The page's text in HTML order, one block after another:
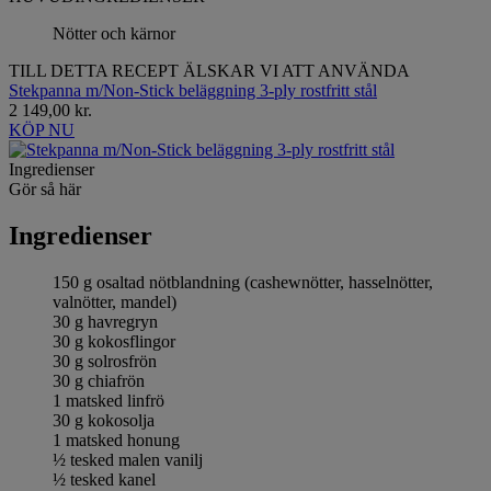
Nötter och kärnor
TILL DETTA RECEPT ÄLSKAR VI ATT ANVÄNDA
Stekpanna m/Non-Stick beläggning 3-ply rostfritt stål
2 149,00 kr.
KÖP NU
Ingredienser
Gör så här
Ingredienser
150 g osaltad nötblandning (cashewnötter, hasselnötter,
valnötter, mandel)
30 g havregryn
30 g kokosflingor
30 g solrosfrön
30 g chiafrön
1 matsked linfrö
30 g kokosolja
1 matsked honung
½ tesked malen vanilj
½ tesked kanel